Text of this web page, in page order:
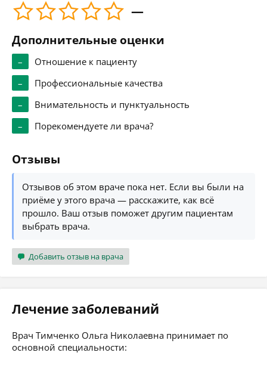
—
Дополнительные оценки
–
Отношение к пациенту
–
Профессиональные качества
–
Внимательность и пунктуальность
–
Порекомендуете ли врача?
Отзывы
Отзывов об этом враче пока нет. Если вы были на
приёме у этого врача — расскажите, как всё
прошло. Ваш отзыв поможет другим пациентам
выбрать врача.
Добавить отзыв на врача
Лечение заболеваний
Врач Тимченко Ольга Николаевна принимает по
основной специальности: